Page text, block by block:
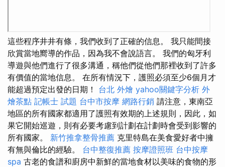
這些程序井井有條，我們收到了正確的信息。 我只能間接
欣賞當地嚮導的作品，因為我不會說語言。 我們的匈牙利
導遊與他們進行了很多溝通，稱他們從他們那裡收到了許多
有價值的當地信息。 在所有情況下，護照必須至少6個月才
能超過預定出發的日期！ 台北 外燴 yahoo關鍵字分析 外
燴茶點 記帳士 試題 台中市按摩 網路行銷 請注意，東南亞
地區的所有國家都適用了護照有效期的上述規則，因此，如
果它開始巡遊，則有必要考慮到計劃在計劃時會受到影響的
所有國家。 新竹推拿整骨推薦 克里特島在美食愛好者中擁
有無與倫比的經驗。 台中整復推薦 按摩證照班 台中按摩
spa 古老的食譜和廚房中新鮮的當地食材以美味的食物的形